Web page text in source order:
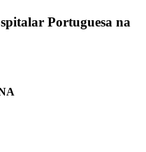
Portuguesa na